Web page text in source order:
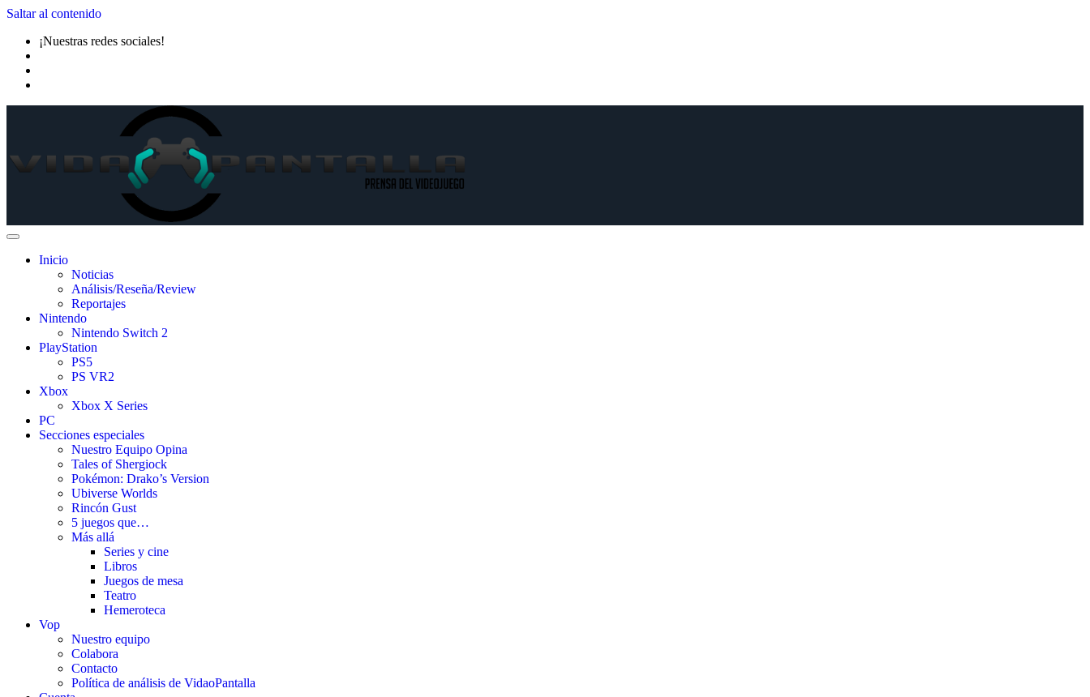
Saltar al contenido
¡Nuestras redes sociales!
Inicio
Noticias
Análisis/Reseña/Review
Reportajes
Nintendo
Nintendo Switch 2
PlayStation
PS5
PS VR2
Xbox
Xbox X Series
PC
Secciones especiales
Nuestro Equipo Opina
Tales of Shergiock
Pokémon: Drako’s Version
Ubiverse Worlds
Rincón Gust
5 juegos que…
Más allá
Series y cine
Libros
Juegos de mesa
Teatro
Hemeroteca
Vop
Nuestro equipo
Colabora
Contacto
Política de análisis de VidaoPantalla